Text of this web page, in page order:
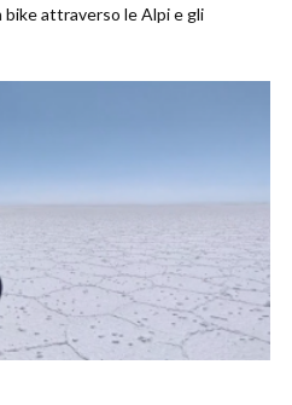
attraverso le Alpi e gli